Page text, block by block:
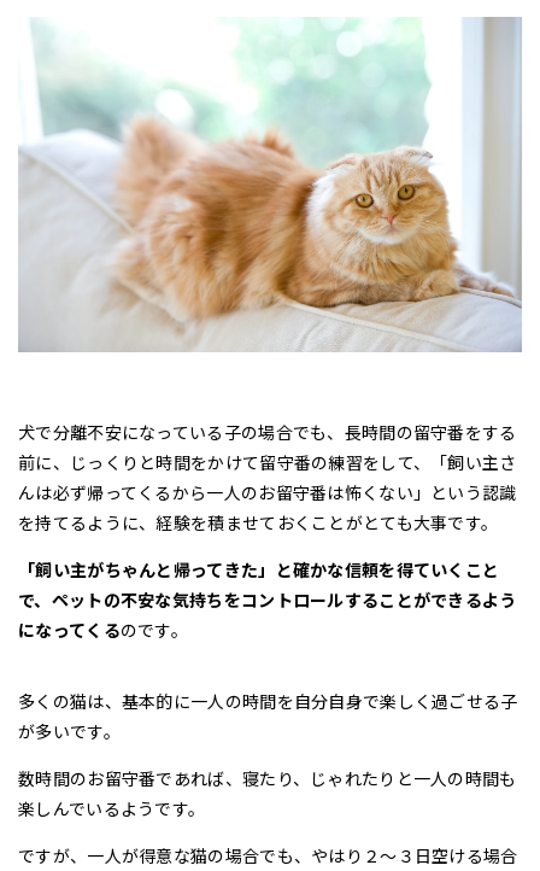
犬で分離不安になっている子の場合でも、長時間の留守番をする
前に、じっくりと時間をかけて留守番の練習をして、「飼い主さ
んは必ず帰ってくるから一人のお留守番は怖くない」という認識
を持てるように、経験を積ませておくことがとても大事です。
「飼い主がちゃんと帰ってきた」と確かな信頼を得ていくこと
で、ペットの不安な気持ちをコントロールすることができるよう
になってくるのです。
多くの猫は、基本的に一人の時間を自分自身で楽しく過ごせる子
が多いです。
数時間のお留守番であれば、寝たり、じゃれたりと一人の時間も
楽しんでいるようです。
ですが、一人が得意な猫の場合でも、やはり２～３日空ける場合